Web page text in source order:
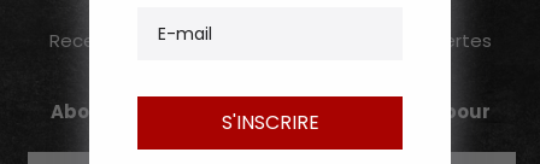
Recettes, conseils, offres spéciales, découvertes
Abonnez-vous et obtenez 10% de remise pour
S'INSCRIRE